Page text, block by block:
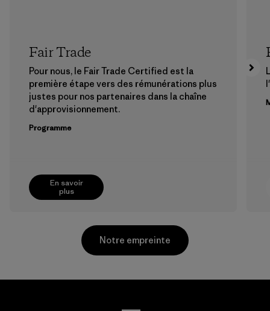
En savoir
plus
Fair Trade
Pour nous, le Fair Trade Certified est la
première étape vers des rémunérations plus
justes pour nos partenaires dans la chaîne
d'approvisionnement.
Programme
Notre empreinte